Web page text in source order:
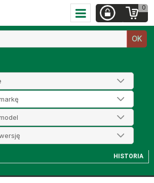
0
numer
OK
HISTORIA